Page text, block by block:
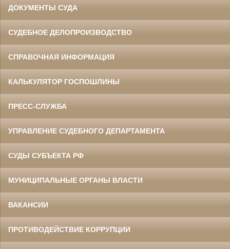
ДОКУМЕНТЫ СУДА
СУДЕБНОЕ ДЕЛОПРОИЗВОДСТВО
СПРАВОЧНАЯ ИНФОРМАЦИЯ
КАЛЬКУЛЯТОР ГОСПОШЛИНЫ
ПРЕСС-СЛУЖБА
УПРАВЛЕНИЕ СУДЕБНОГО ДЕПАРТАМЕНТА
СУДЫ СУБЪЕКТА РФ
МУНИЦИПАЛЬНЫЕ ОРГАНЫ ВЛАСТИ
ВАКАНСИИ
ПРОТИВОДЕЙСТВИЕ КОРРУПЦИИ